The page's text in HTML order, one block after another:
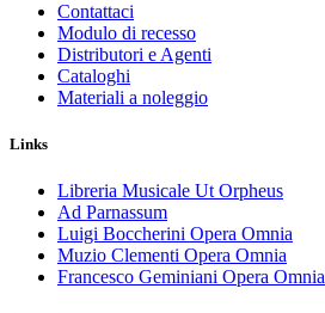
Contattaci
Modulo di recesso
Distributori e Agenti
Cataloghi
Materiali a noleggio
Links
Libreria Musicale Ut Orpheus
Ad Parnassum
Luigi Boccherini Opera Omnia
Muzio Clementi Opera Omnia
Francesco Geminiani Opera Omnia